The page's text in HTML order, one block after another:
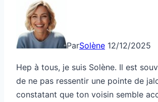
ParSolène 12/12/2025
Hep à tous, je suis Solène. Il est
de ne pas ressentir une pointe de
constatant que ton voisin semble